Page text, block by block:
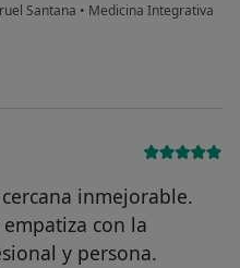
Santana • Medicina Integrativa
inmejorable.
empatiza con la
y persona.